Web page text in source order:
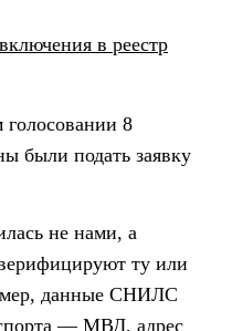
в реестр
голосовании 8
были подать заявку
не нами, а
ту или
данные СНИЛС
— МВД, адрес